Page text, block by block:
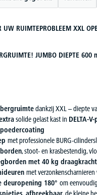
UW RUIMTEPROBLEEM XXL
JUMBO DIEPTE 600
dankzij XXL – diepte
solide gelast kast in DELTA-
met professionele BURG-
, stoot- en krasbestendig,
met 40 kg draagkracht
met
180° om